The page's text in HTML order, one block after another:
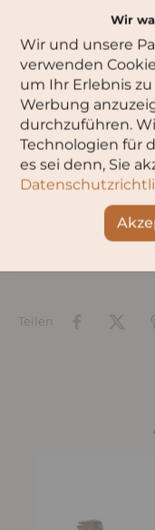
Geschmack:
Verpackung:
Weinart:
Passend zu:
Ideal zu gegrilltem
gewürztem Fleisch
Region:
Georgien
Ein hochwertiger
Methode nicht nur
sondern auch
Charakter
Teilen
Wir
Wir und unsere
verwenden
um Ihr Erlebnis
Werbung
durchzuführen.
Technologien für
es sei denn, Sie